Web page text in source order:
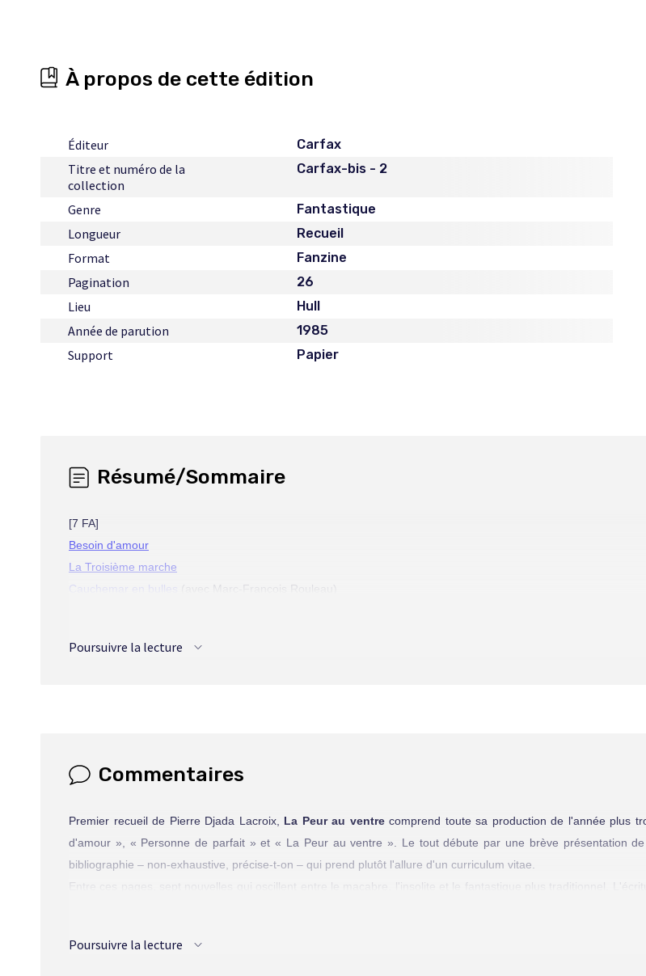
À propos de cette édition
Éditeur Carfax
Titre et numéro de la
collection
Carfax-bis - 2
Genre Fantastique
Longueur Recueil
Format Fanzine
Pagination 26
Lieu Hull
Année de parution 1985
Support Papier
Résumé/Sommaire
[7 FA]
Besoin d'amour
La Troisième marche
Cauchemar en bulles
(avec Marc-François Rouleau)
Octobre(avec Olav Sandstrøm)
Poursuivre la lecture
Commentaires
Premier recueil de Pierre Djada Lacroix, La Peur au ventrecomprend toute sa production de l'année plus
d'amour », « Personne de parfait » et « La Peur au ventre ». Le tout débute par une brève présentation
bibliographie – non-exhaustive, précise-t-on – qui prend plutôt l'allure d'un curriculum vitae.
Entre ces pages, sept nouvelles qui oscillent entre le macabre, l'insolite et le fantastique plus traditionnel.
s'oublie et quelques autres coquilles agaçantes.
Poursuivre la lecture